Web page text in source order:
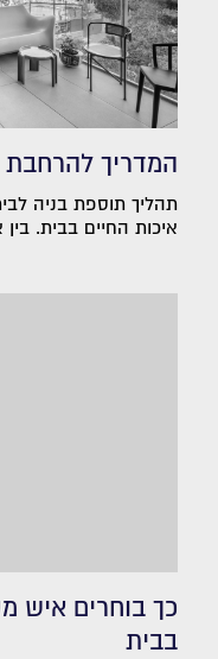
המדריך להרחבת
תהליך תוספת בניה
איכות החיים בבית.
כך בוחרים איש
בבית